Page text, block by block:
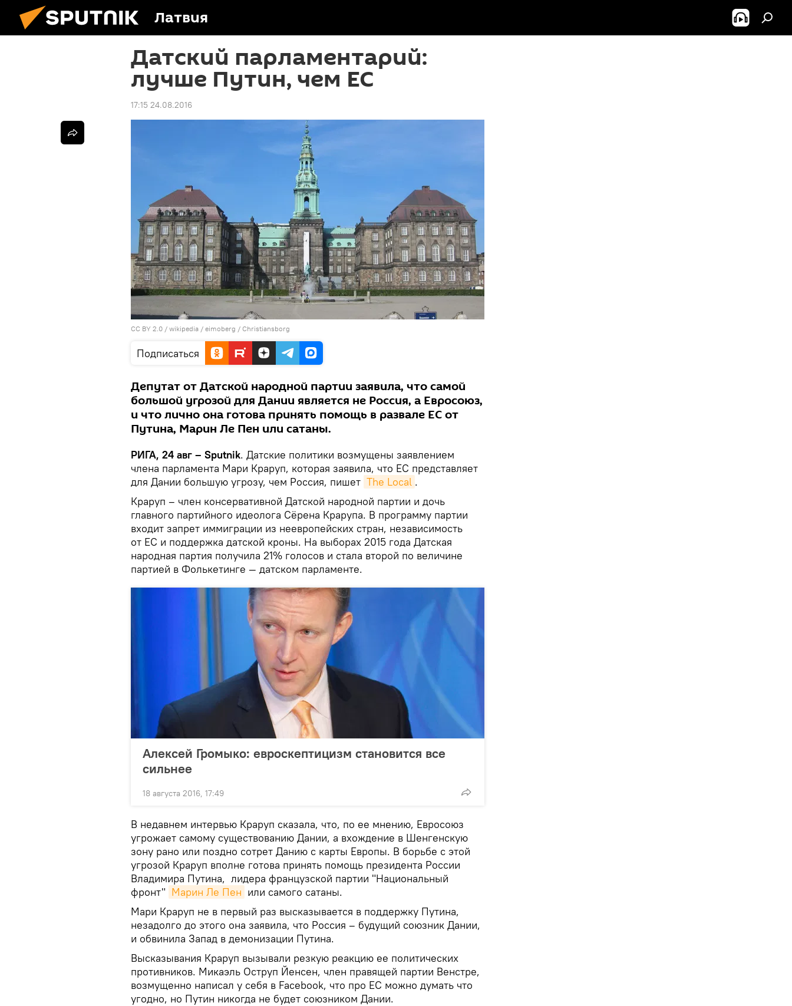
Латвия
Датский парламентарий:
лучше Путин, чем ЕС
17:15 24.08.2016
CC BY 2.0 / wikipedia / eimoberg / Christiansborg
Подписаться
Депутат от Датской народной партии заявила, что самой
большой угрозой для Дании является не Россия, а Евросоюз,
и что лично она готова принять помощь в развале ЕС от
Путина, Марин Ле Пен или сатаны.
РИГА, 24 авг – Sputnik. Датские политики возмущены заявлением
члена парламента Мари Краруп, которая заявила, что ЕС представляет
для Дании большую угрозу, чем Россия, пишет The Local .
Краруп – член консервативной Датской народной партии и дочь
главного партийного идеолога Сёрена Крарупа. В программу партии
входит запрет иммиграции из неевропейских стран, независимость
от ЕС и поддержка датской кроны. На выборах 2015 года Датская
народная партия получила 21% голосов и стала второй по величине
партией в Фолькетинге — датском парламенте.
Алексей Громыко: евроскептицизм становится все
сильнее
18 августа 2016, 17:49
В недавнем интервью Краруп сказала, что, по ее мнению, Евросоюз
угрожает самому существованию Дании, а вхождение в Шенгенскую
зону рано или поздно сотрет Данию с карты Европы. В борьбе с этой
угрозой Краруп вполне готова принять помощь президента России
Владимира Путина, лидера французской партии "Национальный
фронт" Марин Ле Пен или самого сатаны.
Мари Краруп не в первый раз высказывается в поддержку Путина,
незадолго до этого она заявила, что Россия – будущий союзник Дании,
и обвинила Запад в демонизации Путина.
Высказывания Краруп вызывали резкую реакцию ее политических
противников. Микаэль Оструп Йенсен, член правящей партии Венстре,
возмущенно написал у себя в Facebook, что про ЕС можно думать что
угодно, но Путин никогда не будет союзником Дании.